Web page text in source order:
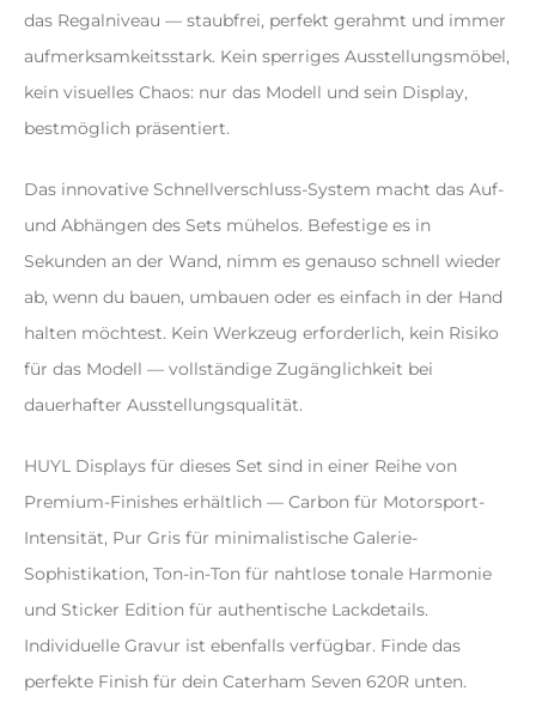
das Regalniveau — staubfrei, perfekt gerahmt und immer
aufmerksamkeitsstark. Kein sperriges Ausstellungsmöbel,
kein visuelles Chaos: nur das Modell und sein Display,
bestmöglich präsentiert.
Das innovative Schnellverschluss-System macht das Auf-
und Abhängen des Sets mühelos. Befestige es in
Sekunden an der Wand, nimm es genauso schnell wieder
ab, wenn du bauen, umbauen oder es einfach in der Hand
halten möchtest. Kein Werkzeug erforderlich, kein Risiko
für das Modell — vollständige Zugänglichkeit bei
dauerhafter Ausstellungsqualität.
HUYL Displays für dieses Set sind in einer Reihe von
Premium-Finishes erhältlich — Carbon für Motorsport-
Intensität, Pur Gris für minimalistische Galerie-
Sophistikation, Ton-in-Ton für nahtlose tonale Harmonie
und Sticker Edition für authentische Lackdetails.
Individuelle Gravur ist ebenfalls verfügbar. Finde das
perfekte Finish für dein Caterham Seven 620R unten.